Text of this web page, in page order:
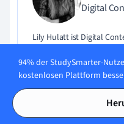
Digital
Lily Hulatt ist Digital
Design. Sie hat 2022
an der Durham
Fachbereich Englische
verschiedenen
Expertin für Englische
94% der StudySmarter-
kostenlosen Plattform